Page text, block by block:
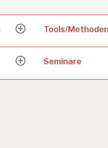
expand
menu
Tools/Methoden
expand
menu
Seminare